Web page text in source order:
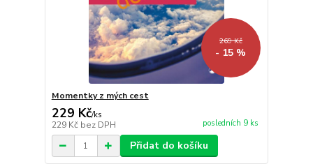
269 Kč
- 15 %
Momentky z mých cest
229 Kč/ks
229 Kč bez DPH posledních 9 ks
Přidat do košíku